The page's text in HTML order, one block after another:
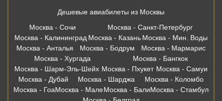
Дешевые авиабилеты из Москвы
Москва - Сочи
Москва - Санкт-Петербург
Москва - Калининград Москва - Казань Москва - Мин. Воды
Москва - Анталья
Москва - Бодрум
Москва - Мармарис
Москва - Хургада
Москва - Бангкок
Москва - Шарм-Эль-Шейх Москва - Пхукет Москва - Самуи
Москва - Дубай
Москва - Шарджа
Москва - Коломбо
Москва - ГоаМосква - МалеМосква - БалиМосква - Стамбул